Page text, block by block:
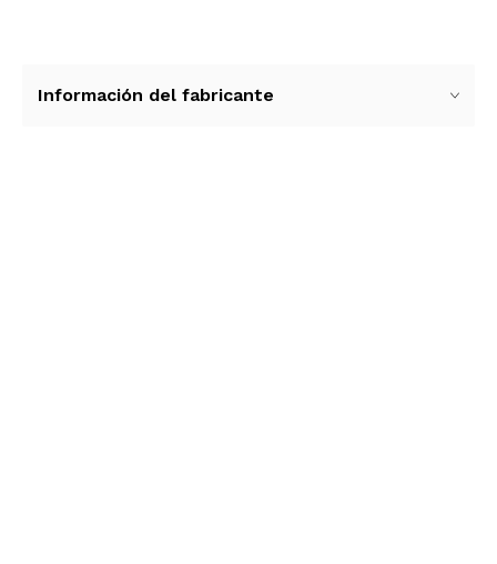
moderna y audaz. El producto incluye un
Información del fabricante